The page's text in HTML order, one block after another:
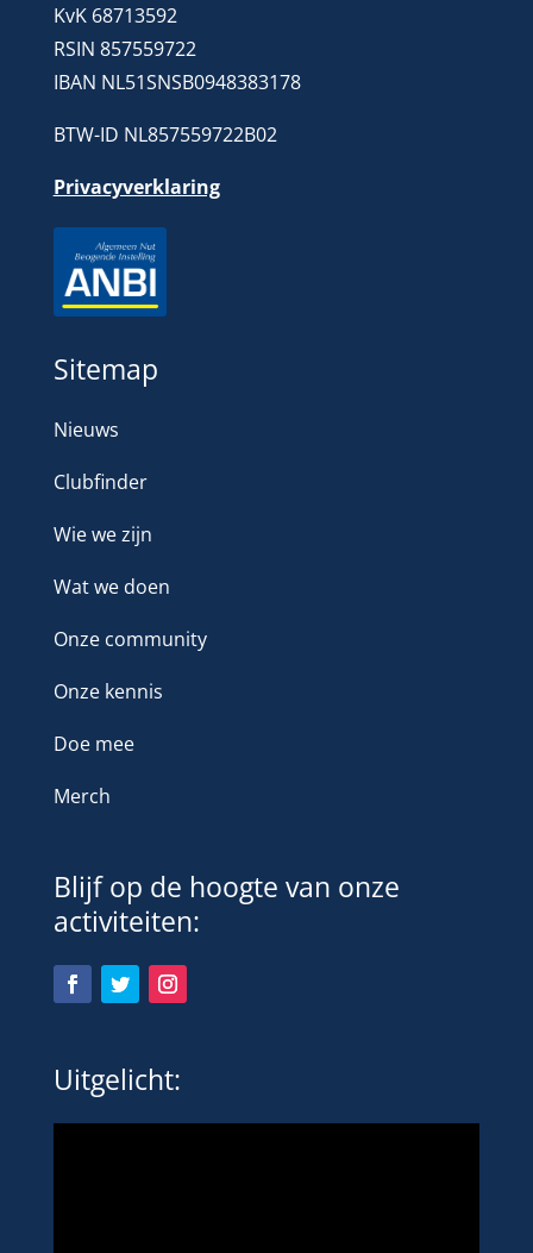
KvK 68713592
RSIN 857559722
IBAN NL51SNSB0948383178
BTW-ID NL857559722B02
Privacyverklaring
Sitemap
Nieuws
Clubfinder
Wie we zijn
Wat we doen
Onze community
Onze kennis
Doe mee
Merch
Blijf op de hoogte van onze
activiteiten:
Uitgelicht: